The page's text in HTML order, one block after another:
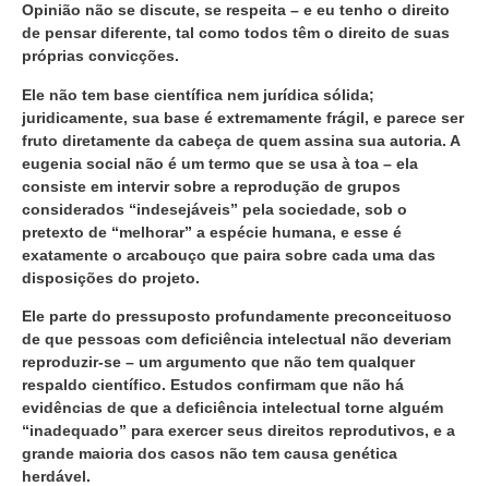
Opinião não se discute, se respeita – e eu tenho o direito
de pensar diferente, tal como todos têm o direito de suas
próprias convicções.
Ele não tem base científica nem jurídica sólida;
juridicamente, sua base é extremamente frágil, e parece ser
fruto diretamente da cabeça de quem assina sua autoria. A
eugenia social não é um termo que se usa à toa – ela
consiste em intervir sobre a reprodução de grupos
considerados “indesejáveis” pela sociedade, sob o
pretexto de “melhorar” a espécie humana, e esse é
exatamente o arcabouço que paira sobre cada uma das
disposições do projeto.
Ele parte do pressuposto profundamente preconceituoso
de que pessoas com deficiência intelectual não deveriam
reproduzir-se – um argumento que não tem qualquer
respaldo científico. Estudos confirmam que não há
evidências de que a deficiência intelectual torne alguém
“inadequado” para exercer seus direitos reprodutivos, e a
grande maioria dos casos não tem causa genética
herdável.